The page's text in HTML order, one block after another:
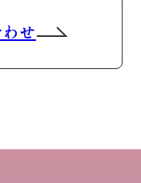
せ